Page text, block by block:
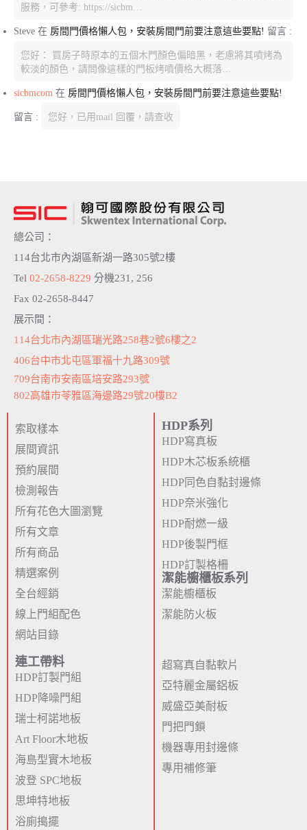
服務，可參考: https://sicbm…
Steve 在 房間門價格懶人包，安裝房間門前要注意這些要點! 留言 :
您好： 買房子時原本的五個木門顏色偏暗黑，老慮將其噴烤為
較淡的顏色，請問像這樣的門板烤噴價格大概落…
sicbmcom 在 房間門價格懶人包，安裝房間門前要注意這些要點!
留言 : 您好，已用mail 回覆，請查收
總公司：
114台北市內湖區新湖一路305號2樓
Tel 02-2658-8229 分機231, 256
Fax 02-2658-8447
展示間：
114台北市內湖區瑞光路258巷2號6樓之2
406台中市北屯區軍福十九路309號
709台南市安南區培安路293號
802高雄市苓雅區海邊路29號20樓B2
索取樣本
展間資訊
預約展間
檢測報告
所有花色大圖瀏覽
所有文章
所有商品
精選案例
全台經銷
線上門組配色
網站目錄
HDP系列
HDP寫真板
HDP木芯板系統櫃
HDP同色自黏封邊條
HDP奈米強化
HDP耐燃一級
HDP後製門框
HDP訂製格柵
潔能櫥櫃板系列
潔能櫥櫃板
潔能防火板
連工帶料
HDP訂製門組
HDP降噪門組
瑞士柯諾地板
Art Floor木地板
海島型實木地板
波登 SPC地板
思坤特地板
浴廁搗擺
超寫真自黏軟片
亞特麗金屬鋁板
威盛亞美耐板
門把門鎖
機器專用封邊條
專用補修筆